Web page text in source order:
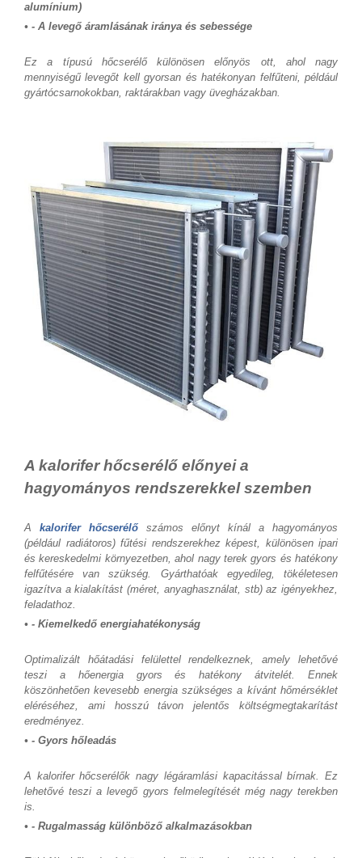
alumínium)
• - A levegő áramlásának iránya és sebessége
Ez a típusú hőcserélő különösen előnyös ott, ahol nagy
mennyiségű levegőt kell gyorsan és hatékonyan felfűteni, például
gyártócsarnokokban, raktárakban vagy üvegházakban.
A kalorifer hőcserélő előnyei a
hagyományos rendszerekkel szemben
A kalorifer hőcserélő számos előnyt kínál a hagyományos
(például radiátoros) fűtési rendszerekhez képest, különösen ipari
és kereskedelmi környezetben, ahol nagy terek gyors és hatékony
felfűtésére van szükség. Gyárthatóak egyedileg, tökéletesen
igazítva a kialakítást (méret, anyaghasználat, stb) az igényekhez,
feladathoz.
• - Kiemelkedő energiahatékonyság
Optimalizált hőátadási felülettel rendelkeznek, amely lehetővé
teszi a hőenergia gyors és hatékony átvitelét. Ennek
köszönhetően kevesebb energia szükséges a kívánt hőmérséklet
eléréséhez, ami hosszú távon jelentős költségmegtakarítást
eredményez.
• - Gyors hőleadás
A kalorifer hőcserélők nagy légáramlási kapacitással bírnak. Ez
lehetővé teszi a levegő gyors felmelegítését még nagy terekben
is.
• - Rugalmasság különböző alkalmazásokban